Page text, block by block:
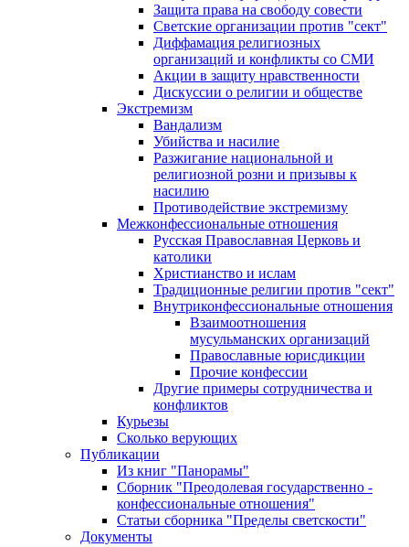
Защита права на свободу совести
Светские организации против "сект"
Диффамация религиозных
организаций и конфликты со СМИ
Акции в защиту нравственности
Дискуссии о религии и обществе
Экстремизм
Вандализм
Убийства и насилие
Разжигание национальной и
религиозной розни и призывы к
насилию
Противодействие экстремизму
Межконфессиональные отношения
Русская Православная Церковь и
католики
Христианство и ислам
Традиционные религии против "сект"
Внутриконфессиональные отношения
Взаимоотношения
мусульманских организаций
Православные юрисдикции
Прочие конфессии
Другие примеры сотрудничества и
конфликтов
Курьезы
Сколько верующих
Публикации
Из книг "Панорамы"
Сборник "Преодолевая государственно -
конфессиональные отношения"
Статьи сборника "Пределы светскости"
Документы